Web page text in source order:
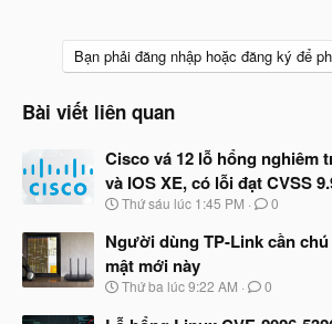
Bạn phải đăng nhập hoặc đăng ký để
Bài viết liên quan
Cisco vá 12 lỗ hổng nghiêm
và IOS XE, có lỗi đạt CVSS
N
à
y
b
ắ
Thứ sáu lúc 1:45 PM 0
Người dùng TP-Link cần
mật mới này
N
Thứ ba lúc 9:22 AM 0